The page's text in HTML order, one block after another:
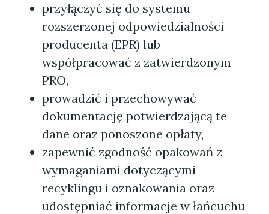
przyłączyć się do systemu
rozszerzonej odpowiedzialności
producenta (EPR) lub
współpracować z zatwierdzonym
PRO,
prowadzić i przechowywać
dokumentację potwierdzającą te
dane oraz ponoszone opłaty,
zapewnić zgodność opakowań z
wymaganiami dotyczącymi
recyklingu i oznakowania oraz
udostępniać informacje w łańcuchu